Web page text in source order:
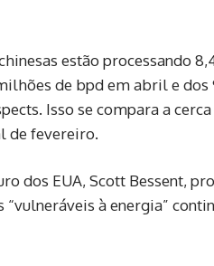
estão processando
de bpd em abril e
Isso se compara a
de fevereiro.
dos EUA, Scott Bessent,
“vulneráveis à energia”